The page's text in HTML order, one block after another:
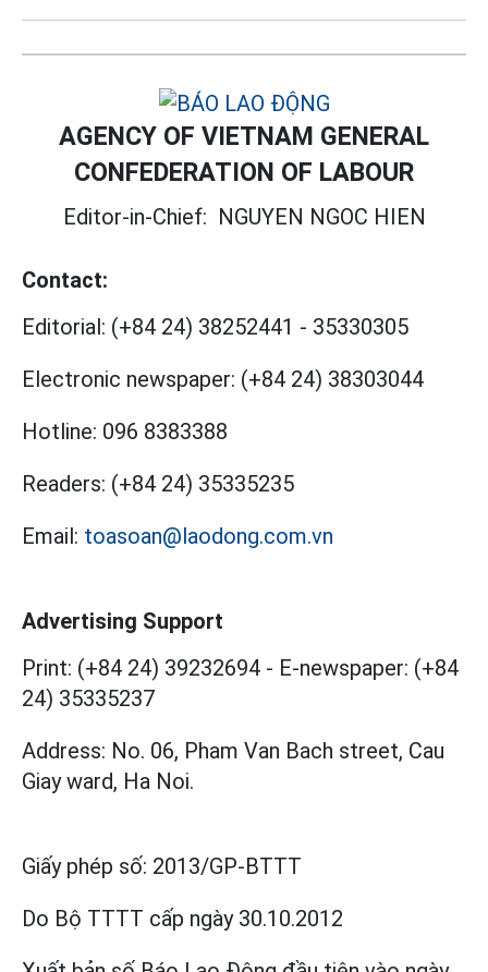
AGENCY OF VIETNAM GENERAL
CONFEDERATION OF LABOUR
Editor-in-Chief: NGUYEN NGOC HIEN
Contact:
Editorial: (+84 24) 38252441 - 35330305
Electronic newspaper: (+84 24) 38303044
Hotline: 096 8383388
Readers: (+84 24) 35335235
Email: toasoan@laodong.com.vn
Advertising Support
Print: (+84 24) 39232694 - E-newspaper: (+84
24) 35335237
Address: No. 06, Pham Van Bach street, Cau
Giay ward, Ha Noi.
Giấy phép số: 2013/GP-BTTT
Do Bộ TTTT cấp ngày 30.10.2012